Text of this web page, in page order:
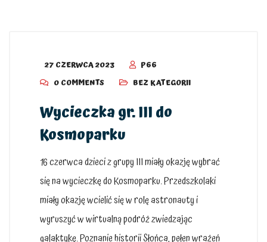
27 CZERWCA 2023
P66
0 COMMENTS
BEZ KATEGORII
Wycieczka gr. III do
Kosmoparku
16 czerwca dzieci z grupy III miały okazję wybrać
się na wycieczkę do Kosmoparku. Przedszkolaki
miały okazję wcielić się w rolę astronauty i
wyruszyć w wirtualną podróż zwiedzając
galaktykę. Poznanie historii Słońca, pełen wrażeń